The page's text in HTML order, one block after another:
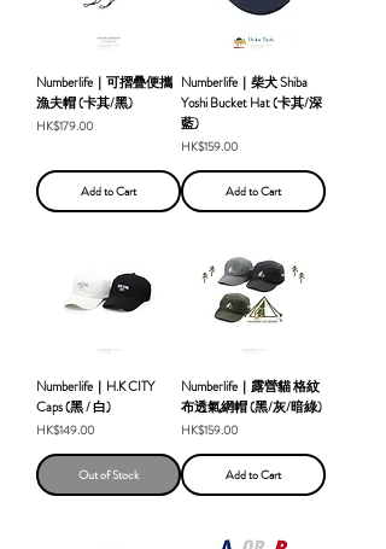
Numberlife｜可摺疊便攜
漁夫帽 (卡其/黑)
Price
HK$179.00
Add to Cart
Numberlife｜柴犬 Shiba
Yoshi Bucket Hat (卡其/深
藍)
Price
HK$159.00
Add to Cart
Numberlife｜H.K CITY
Caps (黑 / 白)
Price
HK$149.00
Out of Stock
Numberlife｜露營貓 格紋
布透氣網帽 (黑/灰/暗綠)
Price
HK$159.00
Add to Cart